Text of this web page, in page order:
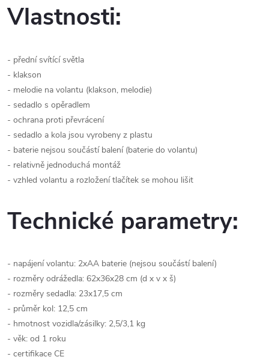
Vlastnosti:
- přední svítící světla
- klakson
- melodie na volantu (klakson, melodie)
- sedadlo s opěradlem
- ochrana proti převrácení
- sedadlo a kola jsou vyrobeny z plastu
- baterie nejsou součástí balení (baterie do volantu)
- relativně jednoduchá montáž
- vzhled volantu a rozložení tlačítek se mohou lišit
Technické parametry:
- napájení volantu: 2xAA baterie (nejsou součástí balení)
- rozměry odrážedla: 62x36x28 cm (d x v x š)
- rozměry sedadla: 23x17,5 cm
- průměr kol: 12,5 cm
- hmotnost vozidla/zásilky: 2,5/3,1 kg
- věk: od 1 roku
- certifikace CE